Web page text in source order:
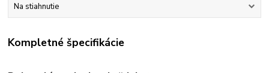
Na stiahnutie
Kompletné špecifikácie